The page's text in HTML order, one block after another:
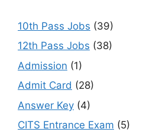
10th Pass Jobs (39)
12th Pass Jobs (38)
Admission (1)
Admit Card (28)
Answer Key (4)
CITS Entrance Exam (5)